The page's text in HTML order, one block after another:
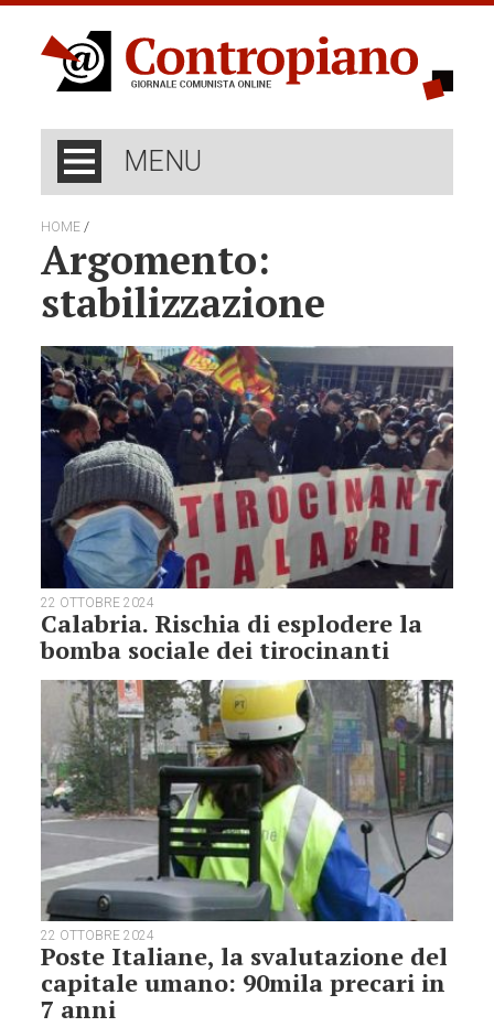
MENU
HOME /
Argomento:
stabilizzazione
22 OTTOBRE 2024
Calabria. Rischia di esplodere la
bomba sociale dei tirocinanti
22 OTTOBRE 2024
Poste Italiane, la svalutazione del
capitale umano: 90mila precari in
7 anni